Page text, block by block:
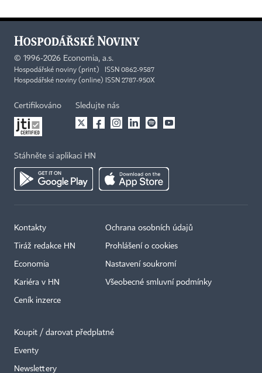
© 1996-2026 Economia, a.s.
Hospodářské noviny (print) ISSN 0862-9587
Hospodářské noviny (online) ISSN 2787-950X
Certifikováno Sledujte nás
Stáhněte si aplikaci HN
Kontakty
Tiráž redakce HN
Economia
Kariéra v HN
Ceník inzerce
Ochrana osobních údajů
Prohlášení o cookies
Nastavení soukromí
Všeobecné smluvní podmínky
Koupit / darovat předplatné
Eventy
Newslettery